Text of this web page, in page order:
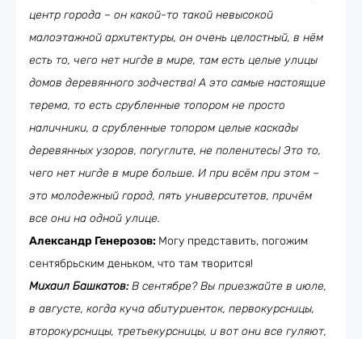
центр города – он какой-то такой невысокой
малоэтажной архитектуры, он очень целостный, в нём
есть то, чего нет нигде в мире, там есть целые улицы
домов деревянного зодчества! А это самые настоящие
терема, то есть срубленные топором не просто
наличники, а срубленные топором целые каскады
деревянных узоров, погуглите, не поленитесь! Это то,
чего нет нигде в мире больше. И при всём при этом –
это молодежный город, пять университетов, причём
все они на одной улице.
Александр Генерозов: Могу представить, погожим
сентябрьским деньком, что там творится!
Михаил Башкатов:В сентябре? Вы приезжайте в июле,
в августе, когда куча абитуриенток, первокурсницы,
второкурсницы, третьекурсницы, и вот они все гуляют,